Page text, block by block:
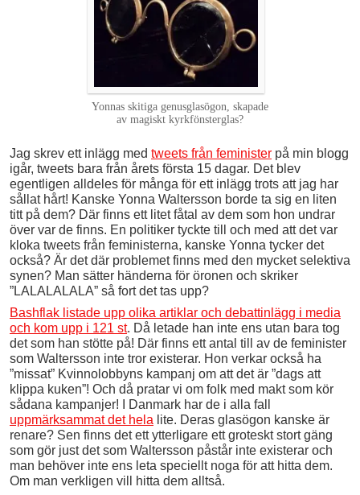
Yonnas skitiga genusglasögon, skapade
av magiskt kyrkfönsterglas?
Jag skrev ett inlägg med tweets från feminister på min blogg
igår, tweets bara från årets första 15 dagar. Det blev
egentligen alldeles för många för ett inlägg trots att jag har
sållat hårt! Kanske Yonna Waltersson borde ta sig en liten
titt på dem? Där finns ett litet fåtal av dem som hon undrar
över var de finns. En politiker tyckte till och med att det var
kloka tweets från feministerna, kanske Yonna tycker det
också? Är det där problemet finns med den mycket selektiva
synen? Man sätter händerna för öronen och skriker
”LALALALALA” så fort det tas upp?
Bashflak listade upp olika artiklar och debattinlägg i media
och kom upp i 121 st. Då letade han inte ens utan bara tog
det som han stötte på! Där finns ett antal till av de feminister
som Waltersson inte tror existerar. Hon verkar också ha
”missat” Kvinnolobbyns kampanj om att det är ”dags att
klippa kuken”! Och då pratar vi om folk med makt som kör
sådana kampanjer! I Danmark har de i alla fall
uppmärksammat det hela lite. Deras glasögon kanske är
renare? Sen finns det ett ytterligare ett groteskt stort gäng
som gör just det som Waltersson påstår inte existerar och
man behöver inte ens leta speciellt noga för att hitta dem.
Om man verkligen vill hitta dem alltså.